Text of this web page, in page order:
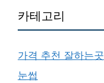
카테고리
가격 추천 잘하는곳
눈썹